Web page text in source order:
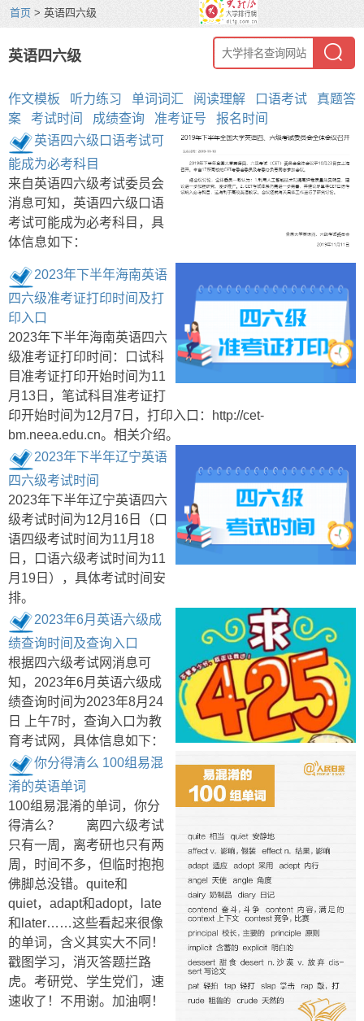
首页 > 英语四六级
英语四六级
作文模板 听力练习 单词词汇 阅读理解 口语考试
真题答
案
考试时间 成绩查询 准考证号
报名时间
英语四六级口语考试可
能成为必考科目
来自英语四六级考试委员会
消息可知，英语四六级口语
考试可能成为必考科目，具
体信息如下：
2023年下半年海南英语
四六级准考证打印时间及打
印入口
2023年下半年海南英语四六
级准考证打印时间：口试科
目准考证打印开始时间为11
月13日，笔试科目准考证打
印开始时间为12月7日，打印入口：http://cet-
bm.neea.edu.cn。相关介绍。
2023年下半年辽宁英语
四六级考试时间
2023年下半年辽宁英语四六
级考试时间为12月16日（口
语四级考试时间为11月18
日，口语六级考试时间为11
月19日），具体考试时间安
排。
2023年6月英语六级成
绩查询时间及查询入口
根据四六级考试网消息可
知，2023年6月英语六级成
绩查询时间为2023年8月24
日 上午7时，查询入口为教
育考试网，具体信息如下：
你分得清么 100组易混
淆的英语单词
100组易混淆的单词，你分
得清么？ 离四六级考试
只有一周，离考研也只有两
周，时间不多，但临时抱抱
佛脚总没错。quite和
quiet，adapt和adopt，late
和later……这些看起来很像
的单词，含义其实大不同！
戳图学习，消灭答题拦路
虎。考研党、学生党们，速
速收了！不用谢。加油啊！